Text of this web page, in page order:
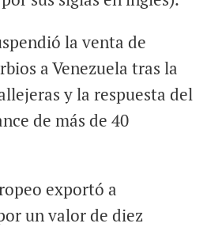
la venta de
a Venezuela tras la
y la respuesta del
de más de 40
exportó a
un valor de diez